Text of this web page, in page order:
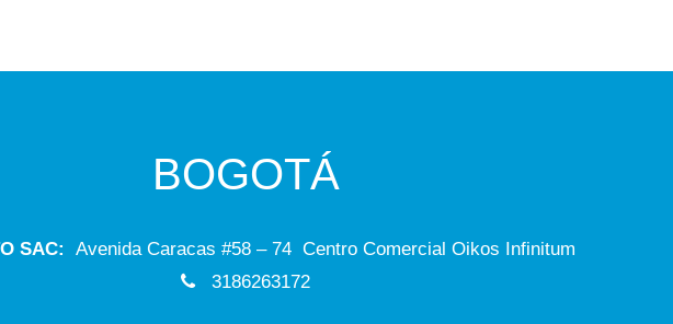
BOGOTÁ
SAC: Avenida Caracas #58 – 74 Centro Comercial Oikos Infinitum
3186263172